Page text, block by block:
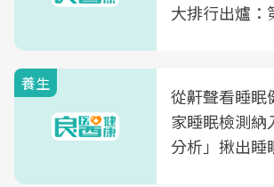
大排行出爐：
養生
從鼾聲看睡眠
家睡眠檢測納
分析」揪出睡